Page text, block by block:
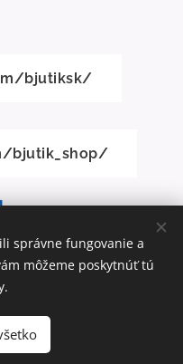
bjutiksk/
bjutik_shop/
Cookies
správne fungovanie a
môžeme poskytnúť tú